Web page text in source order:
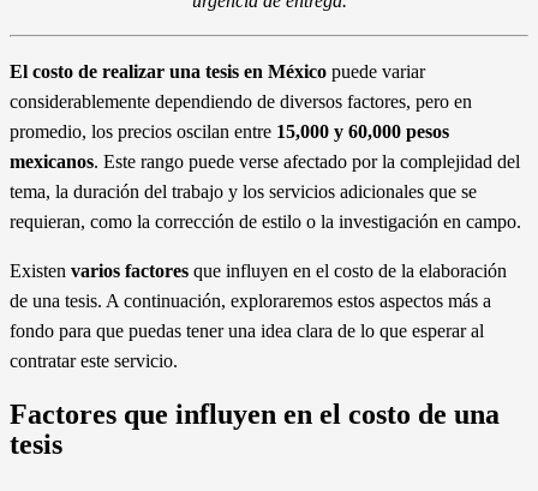
El costo de realizar una tesis en México puede variar
considerablemente dependiendo de diversos factores, pero en
promedio, los precios oscilan entre 15,000 y 60,000 pesos
mexicanos. Este rango puede verse afectado por la complejidad del
tema, la duración del trabajo y los servicios adicionales que se
requieran, como la corrección de estilo o la investigación en campo.
Existen varios factores que influyen en el costo de la elaboración
de una tesis. A continuación, exploraremos estos aspectos más a
fondo para que puedas tener una idea clara de lo que esperar al
contratar este servicio.
Factores que influyen en el costo de una
tesis